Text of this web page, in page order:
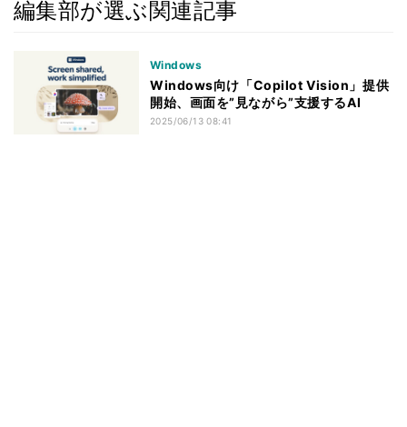
編集部が選ぶ関連記事
Windows
Windows向け「Copilot Vision」提供
開始、画面を”見ながら”支援するAI
2025/06/13 08:41